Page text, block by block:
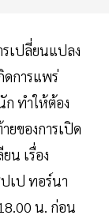
เปลี่ยนแปลง
ดการแพร่
ก ทำให้ต้อง
ยของการเปิด
น เรื่อง
เป ทอร์นา
น. ก่อน